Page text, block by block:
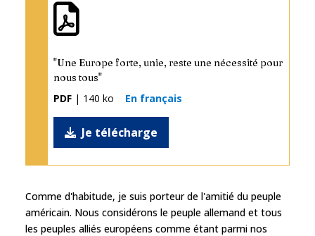
"Une Europe forte, unie, reste une nécessité pour
nous tous"
PDF | 140 ko En français
Je télécharge
Comme d'habitude, je suis porteur de l'amitié du peuple
américain. Nous considérons le peuple allemand et tous
les peuples alliés européens comme étant parmi nos